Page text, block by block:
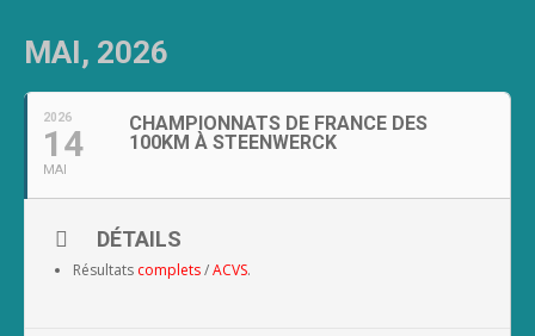
MAI, 2026
2026
14
MAI
CHAMPIONNATS DE FRANCE DES
100KM À STEENWERCK
DÉTAILS
Résultats complets/ACVS.